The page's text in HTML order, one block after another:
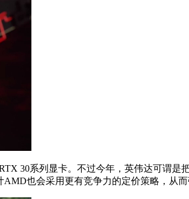
30系列显卡。不过今年，英伟达可谓是
也会采用更有竞争力的定价策略，从